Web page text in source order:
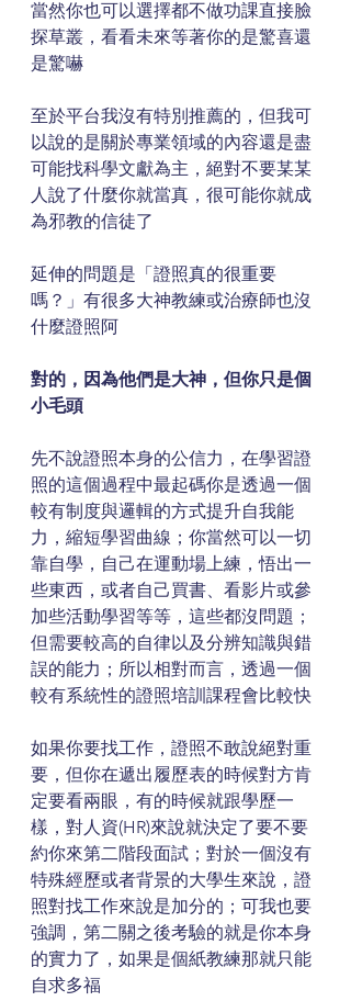
當然你也可以選擇都不做功課直接臉
探草叢，看看未來等著你的是驚喜還
是驚嚇
至於平台我沒有特別推薦的，但我可
以說的是關於專業領域的內容還是盡
可能找科學文獻為主，絕對不要某某
人說了什麼你就當真，很可能你就成
為邪教的信徒了
延伸的問題是「證照真的很重要
嗎？」有很多大神教練或治療師也沒
什麼證照阿
對的，因為他們是大神，但你只是個
小毛頭
先不說證照本身的公信力，在學習證
照的這個過程中最起碼你是透過一個
較有制度與邏輯的方式提升自我能
力，縮短學習曲線；你當然可以一切
靠自學，自己在運動場上練，悟出一
些東西，或者自己買書、看影片或參
加些活動學習等等，這些都沒問題；
但需要較高的自律以及分辨知識與錯
誤的能力；所以相對而言，透過一個
較有系統性的證照培訓課程會比較快
如果你要找工作，證照不敢說絕對重
要，但你在遞出履歷表的時候對方肯
定要看兩眼，有的時候就跟學歷一
樣，對人資(HR)來說就決定了要不要
約你來第二階段面試；對於一個沒有
特殊經歷或者背景的大學生來說，證
照對找工作來說是加分的；可我也要
強調，第二關之後考驗的就是你本身
的實力了，如果是個紙教練那就只能
自求多福